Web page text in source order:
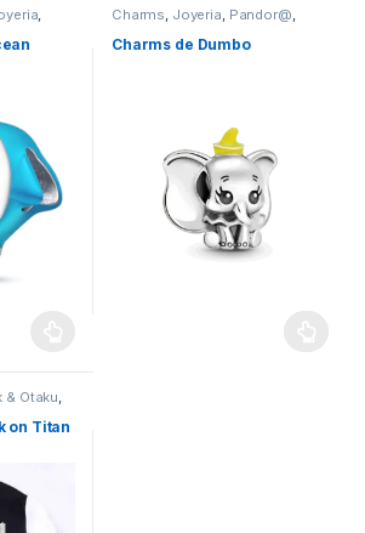
& Moda
Charms Joyeria Pandor@
Vestimenta & Moda
Charms de Dumbo
& Otaku,
on Titan